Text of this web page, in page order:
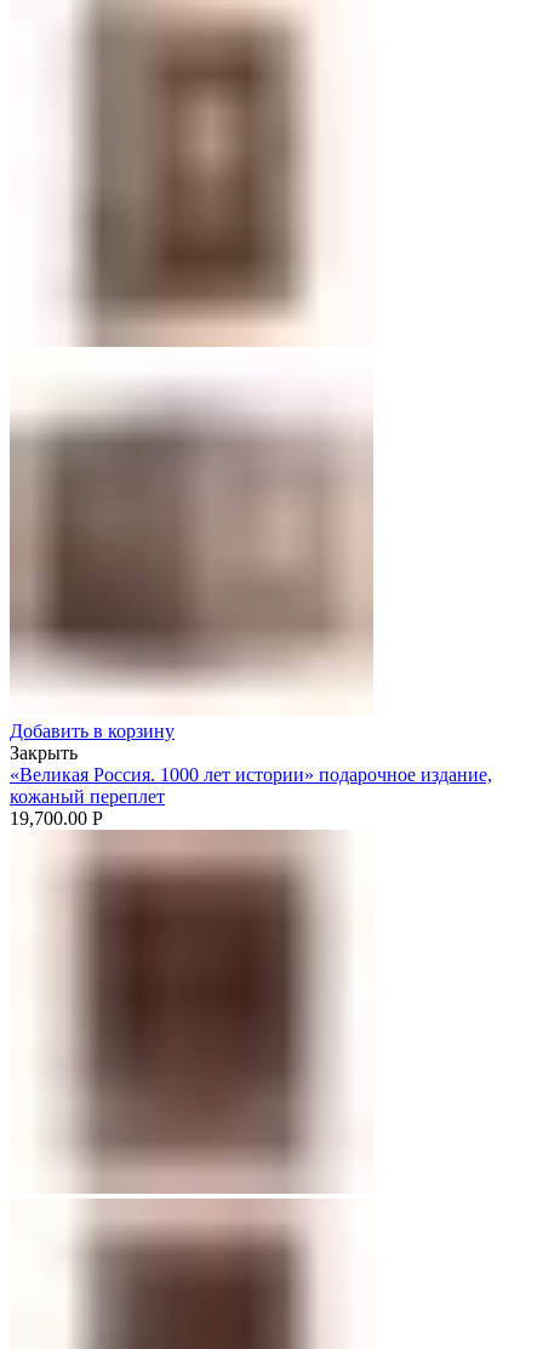
Добавить в корзину
Закрыть
«Великая Россия. 1000 лет истории» подарочное издание,
кожаный переплет
19,700.00 Р